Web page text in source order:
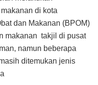
di kota
dan Makanan (BPOM)
makanan takjil di pusat
namun beberapa
ditemukan jenis